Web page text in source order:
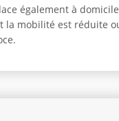
également à
la mobilité est réduite